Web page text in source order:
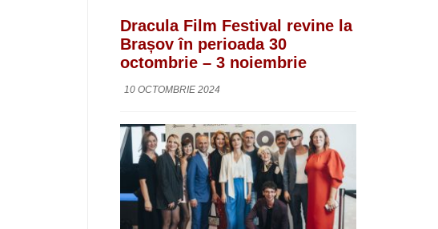
Dracula Film Festival revine la
Brașov în perioada 30
octombrie – 3 noiembrie
10 OCTOMBRIE 2024